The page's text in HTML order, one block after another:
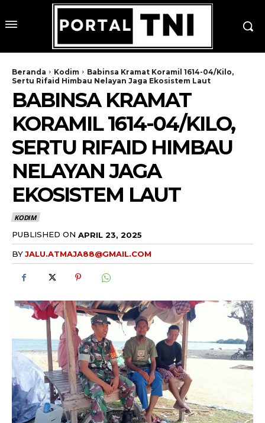
Beranda Kodim
Babinsa Kramat Koramil 1614-04/Kilo,
Sertu Rifaid Himbau Nelayan Jaga Ekosistem Laut
BABINSA KRAMAT
KORAMIL 1614-04/KILO,
SERTU RIFAID HIMBAU
NELAYAN JAGA
EKOSISTEM LAUT
KODIM
PUBLISHED ON APRIL 23, 2025
BYJALU.ATMAJA88@GMAIL.COM